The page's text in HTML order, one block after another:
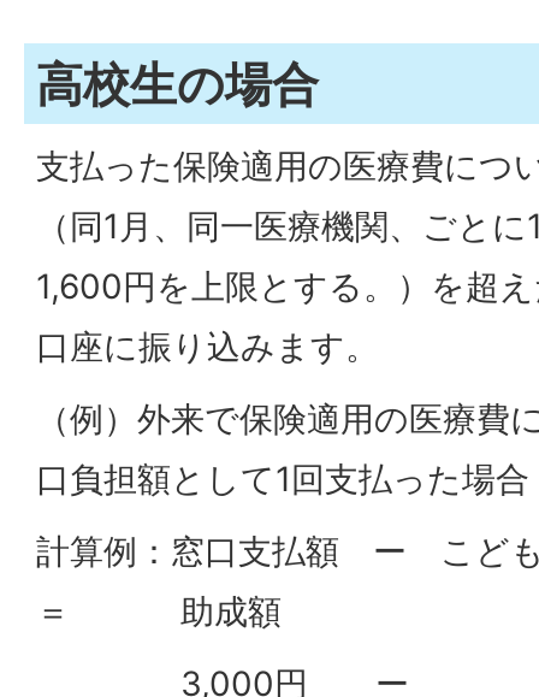
高校生の場合
支払った保険適用の医療費につ
（同1月、同一医療機関、ごと
1,600円を上限とする。）を超
口座に振り込みます。
（例）外来で保険適用の医療
口負担額として1回支払った場合
計算例：窓口支払額 ー こ
＝ 助成額
3,000円